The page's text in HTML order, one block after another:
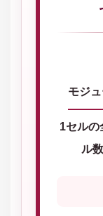
モジ
1セルの
ル